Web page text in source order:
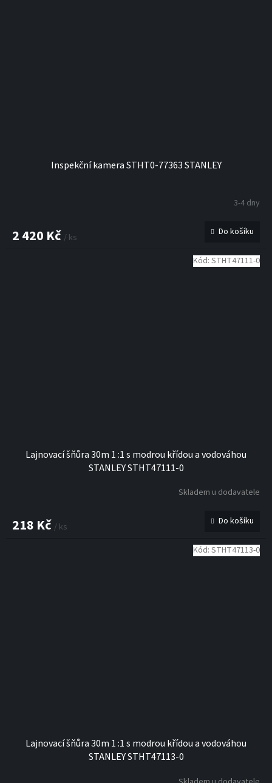
Inspekční kamera STHT0-77363 STANLEY
3-4 dny
2 420 Kč / ks Do košíku
Lajnovací šňůra 30m 1 :1 s modrou křídou a vodováhou
STANLEY STHT47111-0
Skladem u dodavatele
218 Kč / ks Do košíku
Kód: STHT47111-0
Lajnovací šňůra 30m 1 :1 s modrou křídou a vodováhou
STANLEY STHT47113-0
Kód: STHT47113-0